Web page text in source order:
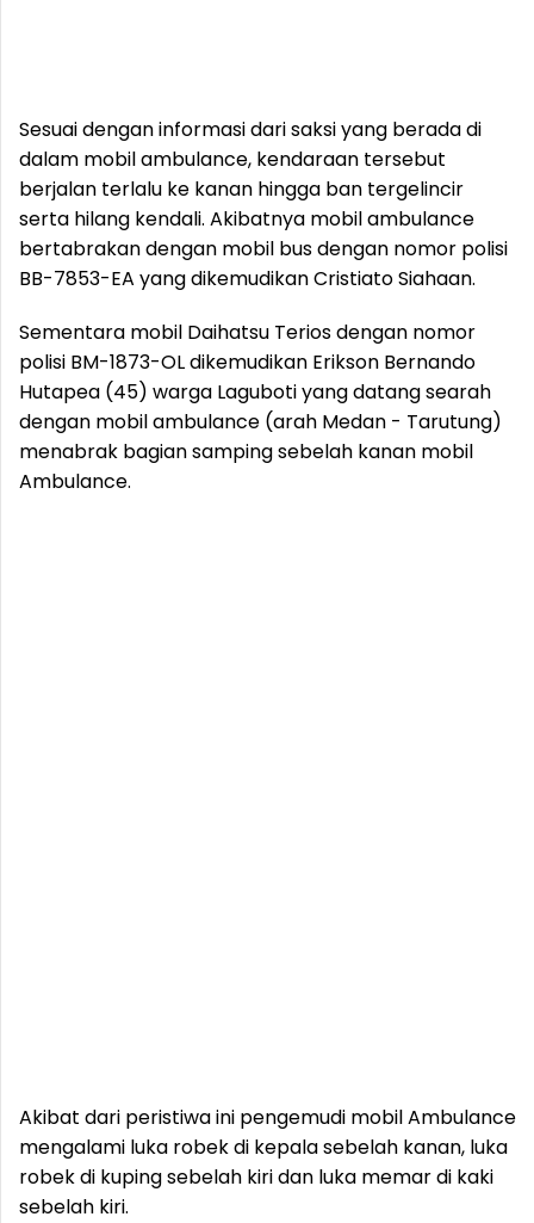
Sesuai dengan informasi dari saksi yang berada di
dalam mobil ambulance, kendaraan tersebut
berjalan terlalu ke kanan hingga ban tergelincir
serta hilang kendali. Akibatnya mobil ambulance
bertabrakan dengan mobil bus dengan nomor polisi
BB-7853-EA yang dikemudikan Cristiato Siahaan.
Sementara mobil Daihatsu Terios dengan nomor
polisi BM-1873-OL dikemudikan Erikson Bernando
Hutapea (45) warga Laguboti yang datang searah
dengan mobil ambulance (arah Medan - Tarutung)
menabrak bagian samping sebelah kanan mobil
Ambulance.
Akibat dari peristiwa ini pengemudi mobil Ambulance
mengalami luka robek di kepala sebelah kanan, luka
robek di kuping sebelah kiri dan luka memar di kaki
sebelah kiri.